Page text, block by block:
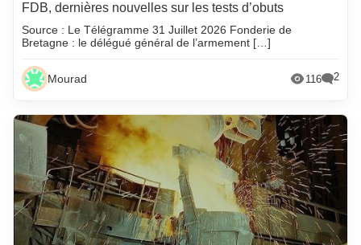
FDB, dernières nouvelles sur les tests d’obuts
Source : Le Télégramme 31 Juillet 2026 Fonderie de
Bretagne : le délégué général de l’armement […]
Mourad 116 2